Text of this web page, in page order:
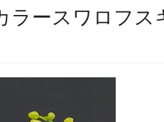
ラースワロフス